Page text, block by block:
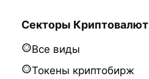
Секторы Криптовалют
Все виды
Токены криптобирж